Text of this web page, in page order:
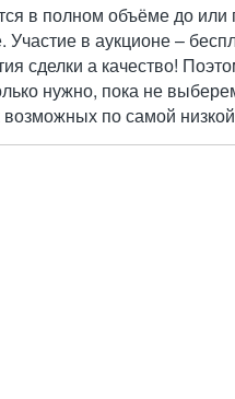
в полном объёме до или
в аукционе –
сделки а качество!
нужно, пока не
по самой